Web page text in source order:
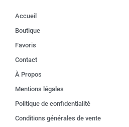
Accueil
Boutique
Favoris
Contact
À Propos
Mentions légales
Politique de confidentialité
Conditions générales de vente